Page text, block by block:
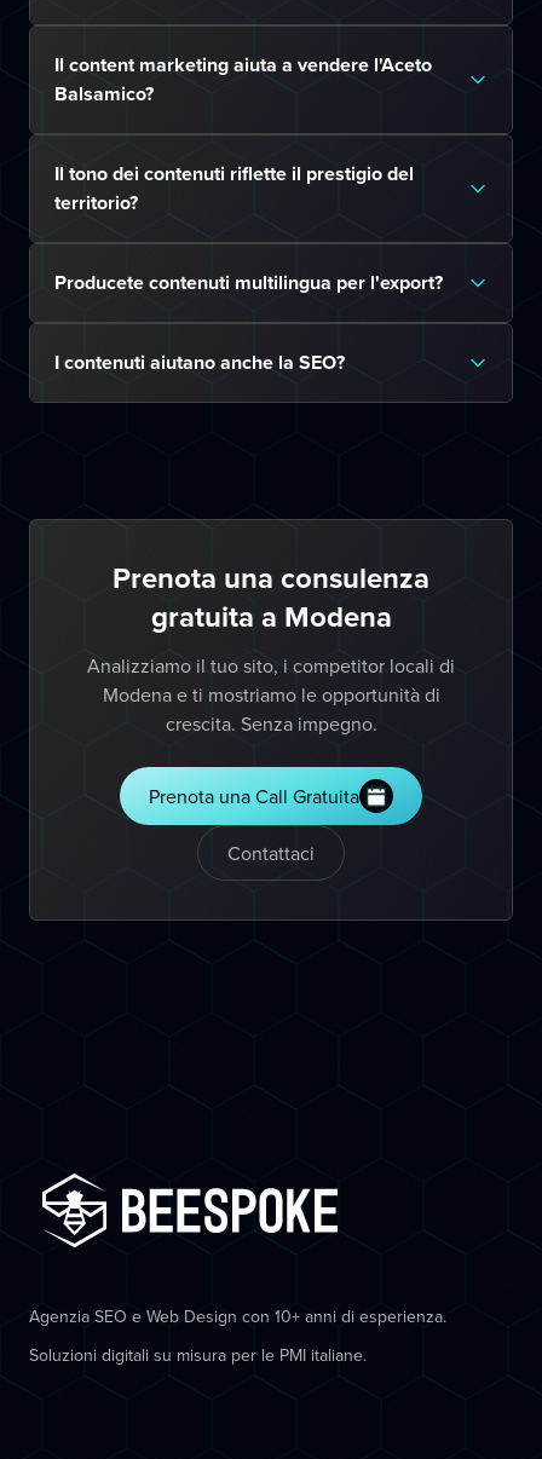
Il content marketing aiuta a vendere l'Aceto
Balsamico?
Il tono dei contenuti riflette il prestigio del
territorio?
Producete contenuti multilingua per l'export?
I contenuti aiutano anche la SEO?
Prenota una consulenza
gratuita a Modena
Analizziamo il tuo sito, i competitor locali di
Modena e ti mostriamo le opportunità di
crescita. Senza impegno.
Prenota una Call Gratuita
Contattaci
Agenzia SEO e Web Design con 10+ anni di esperienza.
Soluzioni digitali su misura per le PMI italiane.